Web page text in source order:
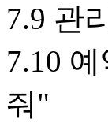
7.9 관
7.10
줘"